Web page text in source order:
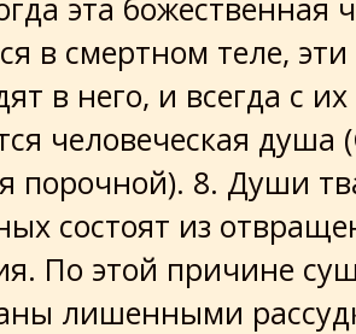
эта божественная
в смертном теле,
в него, и всегда с
человеческая душа
порочной). 8. Души
состоят из
По этой причине
лишенными